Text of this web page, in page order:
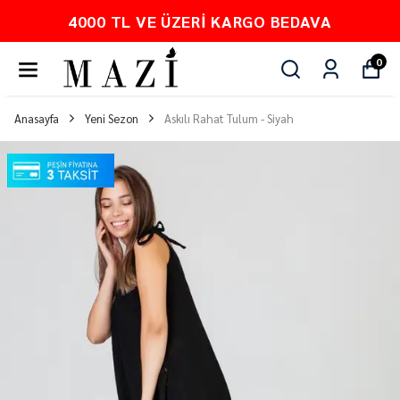
4000 TL VE ÜZERI KARGO BEDAVA
0
Anasayfa Yeni Sezon Askılı Rahat Tulum - Siyah